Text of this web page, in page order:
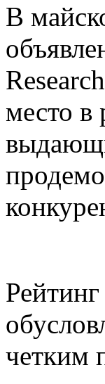
В
место в
четким